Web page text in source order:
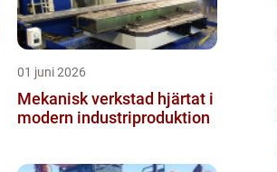
01 juni 2026
Mekanisk verkstad hjärtat i
modern industriproduktion